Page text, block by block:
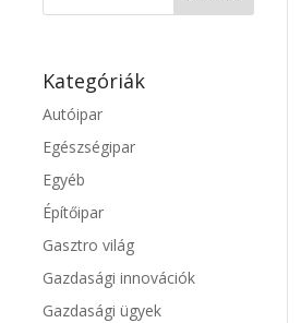
Kategóriák
Autóipar
Egészségipar
Egyéb
Építőipar
Gasztro világ
Gazdasági innovációk
Gazdasági ügyek